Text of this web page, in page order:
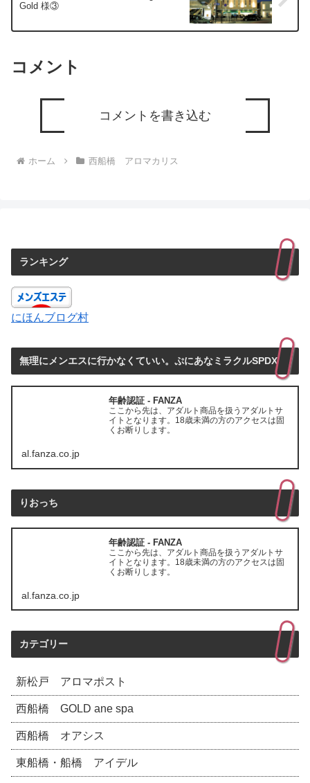
Gold 様③
コメント
コメントを書き込む
ホーム 西船橋 アロマカリス
ランキング
にほんブログ村
無理にメンエスに行かなくていい。ぷにあなミラクルSPDX
年齢認証 - FANZA
ここから先は、アダルト商品を扱うアダルトサ
イトとなります。18歳未満の方のアクセスは固
くお断りします。
al.fanza.co.jp
りおっち
年齢認証 - FANZA
ここから先は、アダルト商品を扱うアダルトサ
イトとなります。18歳未満の方のアクセスは固
くお断りします。
al.fanza.co.jp
カテゴリー
新松戸 アロマポスト
西船橋 GOLD ane spa
西船橋 オアシス
東船橋・船橋 アイデル